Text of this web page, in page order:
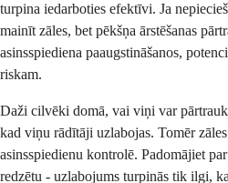
turpina iedarboties efektīvi. Ja
mainīt zāles, bet pēkšņa ārstēšanas
asinsspiediena paaugstināšanos,
riskam.
Daži cilvēki domā, vai viņi var
kad viņu rādītāji uzlabojas. Tomēr
asinsspiedienu kontrolē. Padomājiet
redzētu - uzlabojums turpinās tik ilgi,